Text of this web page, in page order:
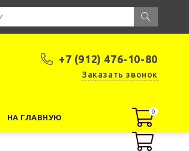
+7 (912) 476-10-80
Заказать звонок
НА ГЛАВНУЮ
0
0